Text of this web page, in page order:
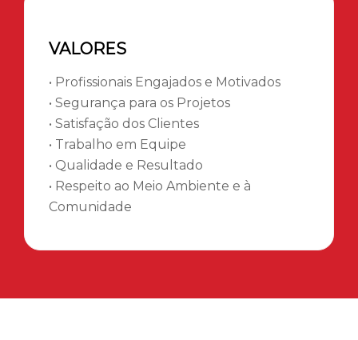
VALORES
• Profissionais Engajados e Motivados
• Segurança para os Projetos
• Satisfação dos Clientes
• Trabalho em Equipe
• Qualidade e Resultado
• Respeito ao Meio Ambiente e à
Comunidade